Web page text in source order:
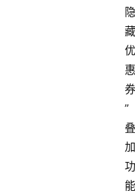
隐
藏
优
惠
券
”
叠
加
功
能